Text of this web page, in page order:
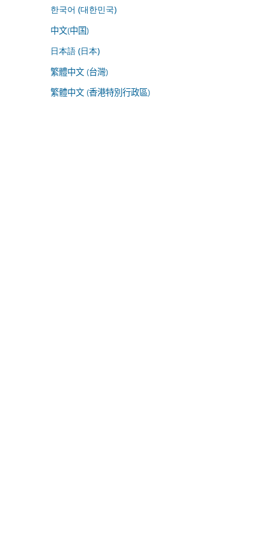
한국어 (대한민국)
中文(中国)
日本語 (日本)
繁體中文 (台灣)
繁體中文 (香港特別行政區)